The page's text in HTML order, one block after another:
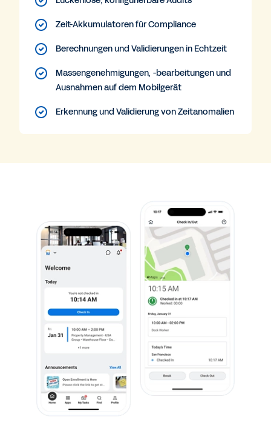
Zeit-Akkumulatoren für Compliance
Berechnungen und Validierungen in Echtzeit
Massengenehmigungen, -bearbeitungen und
Ausnahmen auf dem Mobilgerät
Erkennung und Validierung von Zeitanomalien